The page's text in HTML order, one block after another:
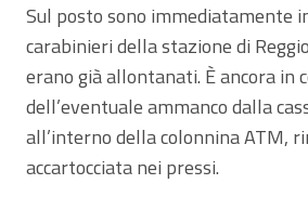
Sul posto sono immediatamente
carabinieri della stazione di
erano già allontanati. È ancora in
dell’eventuale ammanco dalla
all’interno della colonnina ATM,
accartocciata nei pressi.